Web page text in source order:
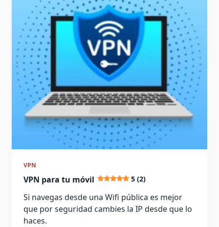
VPN
VPN para tu móvil 5 (2)
Si navegas desde una Wifi pública es mejor
que por seguridad cambies la IP desde que lo
haces.